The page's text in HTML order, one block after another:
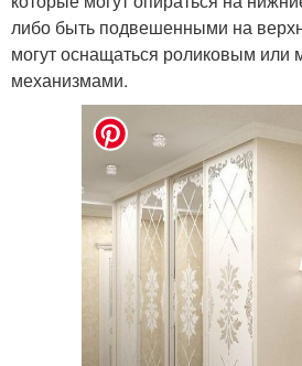
либо быть подвешенными на
могут оснащаться роликовым или
механизмами.